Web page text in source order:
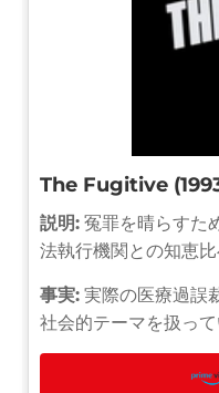
The Fugitive
説明: 冤罪を晴らすた
法執行機関との知恵比
事実: 実際の医療過誤
社会的テーマを扱って